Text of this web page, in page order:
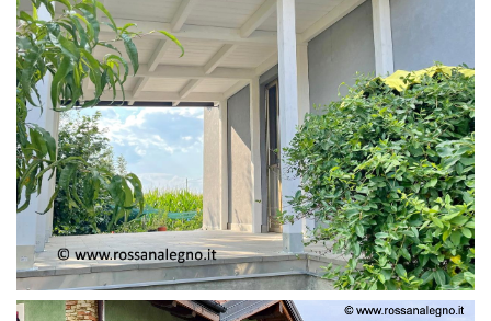
PERGOLA ADOSSATA